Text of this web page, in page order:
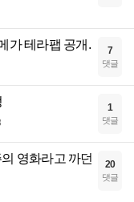
가 테라팹 공개. 7
댓글
1
댓글
영화라고 까던
20
댓글